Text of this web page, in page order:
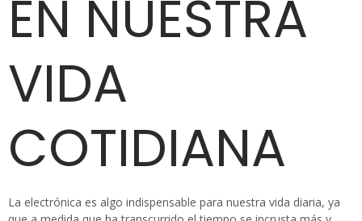
EN NUESTRA
VIDA
COTIDIANA
La electrónica es algo indispensable para nuestra vida diaria, ya